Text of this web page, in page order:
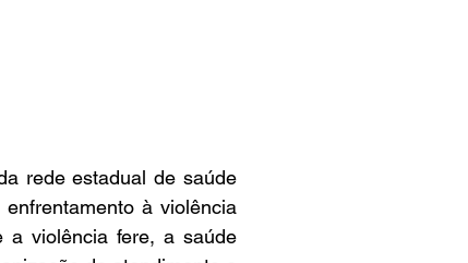
rede estadual de saúde
à violência
a violência fere, a saúde